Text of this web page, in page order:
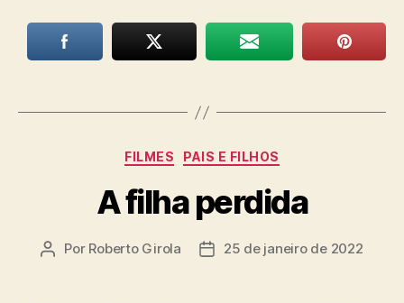
Categorias
FILMES PAIS E FILHOS
A filha perdida
Autor
Por Roberto Girola
Data25 de janeiro de 2022